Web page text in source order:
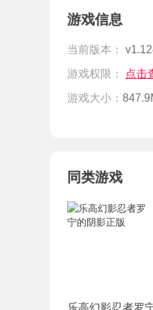
游戏信息
当前版本：
游戏权限： 点击
游戏大小：
同类游戏
乐高幻影忍者罗